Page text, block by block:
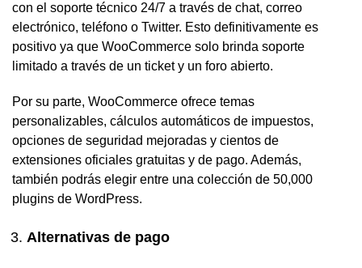
con el soporte técnico 24/7 a través de chat, correo
electrónico, teléfono o Twitter. Esto definitivamente es
positivo ya que WooCommerce solo brinda soporte
limitado a través de un ticket y un foro abierto.
Por su parte, WooCommerce ofrece temas
personalizables, cálculos automáticos de impuestos,
opciones de seguridad mejoradas y cientos de
extensiones oficiales gratuitas y de pago. Además,
también podrás elegir entre una colección de 50,000
plugins de WordPress.
Alternativas de pago